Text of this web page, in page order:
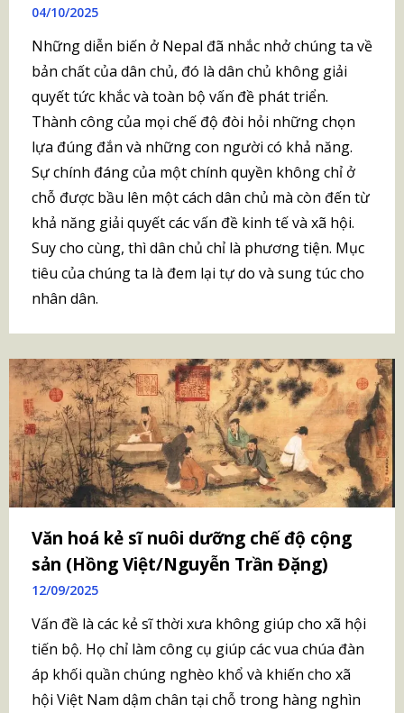
04/10/2025
Những diễn biến ở Nepal đã nhắc nhở chúng ta về
bản chất của dân chủ, đó là dân chủ không giải
quyết tức khắc và toàn bộ vấn đề phát triển.
Thành công của mọi chế độ đòi hỏi những chọn
lựa đúng đắn và những con người có khả năng.
Sự chính đáng của một chính quyền không chỉ ở
chỗ được bầu lên một cách dân chủ mà còn đến từ
khả năng giải quyết các vấn đề kinh tế và xã hội.
Suy cho cùng, thì dân chủ chỉ là phương tiện. Mục
tiêu của chúng ta là đem lại tự do và sung túc cho
nhân dân.
Văn hoá kẻ sĩ nuôi dưỡng chế độ cộng
sản (Hồng Việt/Nguyễn Trần Đặng)
12/09/2025
Vấn đề là các kẻ sĩ thời xưa không giúp cho xã hội
tiến bộ. Họ chỉ làm công cụ giúp các vua chúa đàn
áp khối quần chúng nghèo khổ và khiến cho xã
hội Việt Nam dậm chân tại chỗ trong hàng nghìn